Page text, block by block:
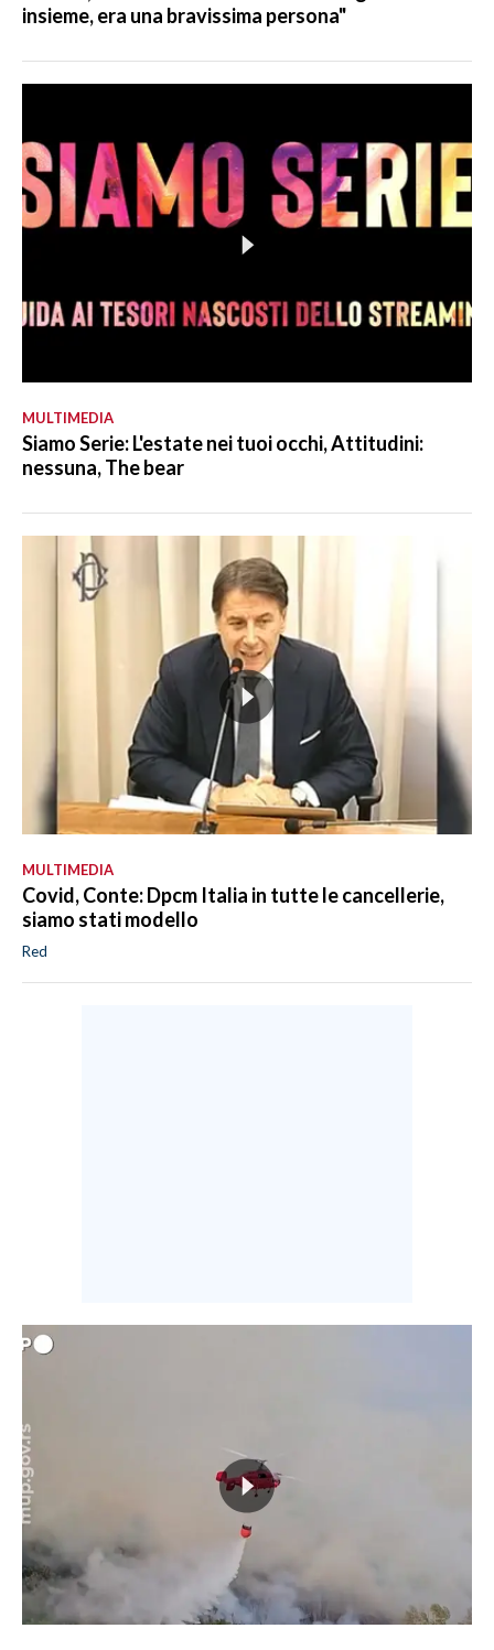
insieme, era una bravissima persona"
MULTIMEDIA
Siamo Serie: L'estate nei tuoi occhi, Attitudini:
nessuna, The bear
MULTIMEDIA
Covid, Conte: Dpcm Italia in tutte le cancellerie,
siamo stati modello
Red